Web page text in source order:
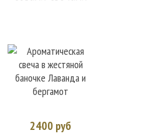
В корзину
2400 руб